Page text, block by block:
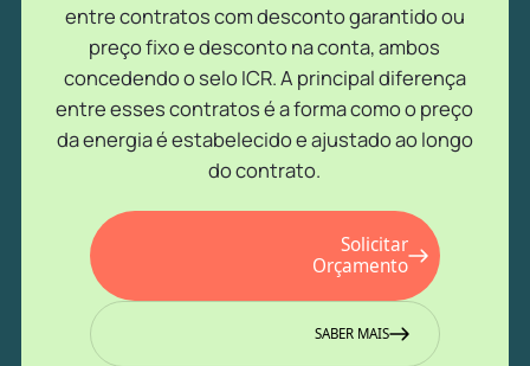
entre contratos com desconto garantido ou
preço fixo e desconto na conta, ambos
concedendo o selo ICR. A principal diferença
entre esses contratos é a forma como o preço
da energia é estabelecido e ajustado ao longo
do contrato.
Solicitar
Orçamento
SABER MAIS